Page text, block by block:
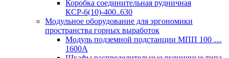
Коробка соединительная рудничная
КСР-6(10)-400..630
Модульное оборудование для эргономики
пространства горных выработок
Модуль подземной подстанции МПП 100 …
1600А